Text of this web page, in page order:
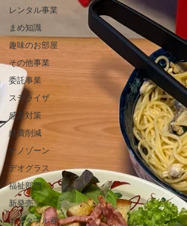
レンタル事業
まめ知識
趣味のお部屋
その他事業
委託事業
ステライザ
感染対策
経費削減
ナノゾーン
デオグラス
福祉部門
新発売
ポータブル蓄